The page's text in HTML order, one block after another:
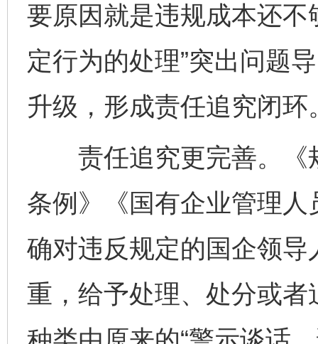
要原因就是违规成本还不
定行为的处理”突出问题
升级，形成责任追究闭环
责任追究更完善。《
条例》《国有企业管理
确对违反规定的国企领
重，给予处理、处分或